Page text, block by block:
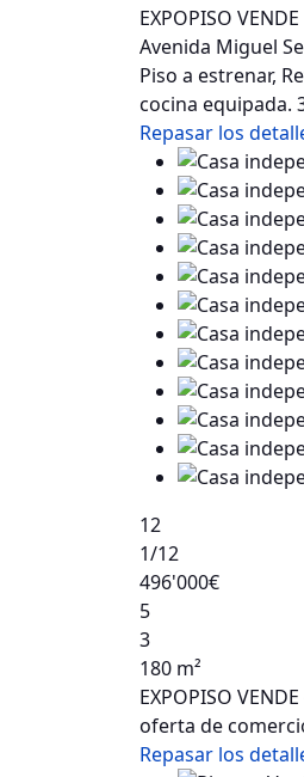
EXPOPISO VENDE
Avenida Miguel
Piso a estrenar,
cocina equipada.
Repasar los
12
1/12
496'000€
5
3
180 m²
EXPOPISO
oferta de
Repasar los